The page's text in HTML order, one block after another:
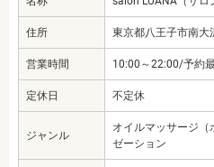
住所 東京都八王子市南大
営業時間 10:00～22:00/予約
定休日 不定休
ジャンル
オイルマッサージ（
ゼーション